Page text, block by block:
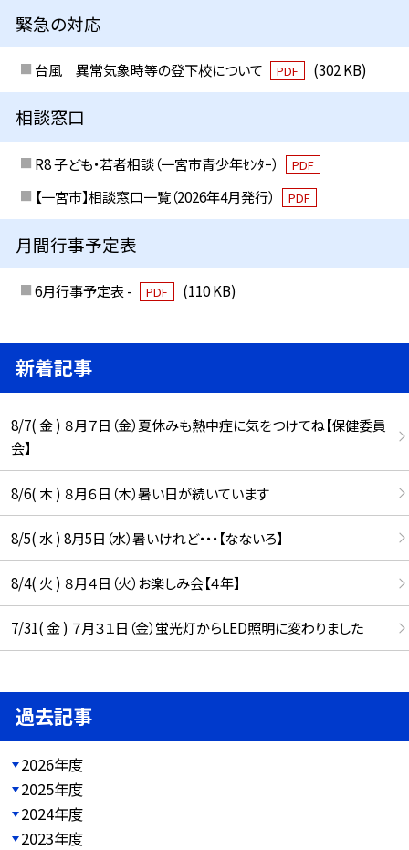
緊急の対応
台風 異常気象時等の登下校について PDF (302 KB)
相談窓口
R8 子ども・若者相談（一宮市青少年ｾﾝﾀｰ） PDF
【一宮市】相談窓口一覧（2026年4月発行） PDF
月間行事予定表
6月行事予定表 - PDF (110 KB)
新着記事
8/7( 金 ) ８月７日（金）夏休みも熱中症に気をつけてね【保健委員
会】
8/6( 木 ) ８月６日（木）暑い日が続いています
8/5( 水 ) 8月5日（水）暑いけれど・・・【なないろ】
8/4( 火 ) ８月４日（火）お楽しみ会【４年】
7/31( 金 ) ７月３１日（金）蛍光灯からLED照明に変わりました
過去記事
2026年度
2025年度
2024年度
2023年度